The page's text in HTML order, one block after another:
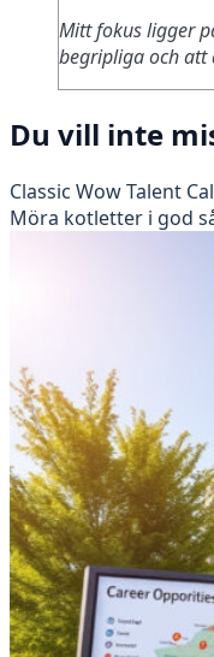
Mitt fokus ligger
begripliga och att
Du vill inte
Classic Wow Talent
Möra kotletter i god